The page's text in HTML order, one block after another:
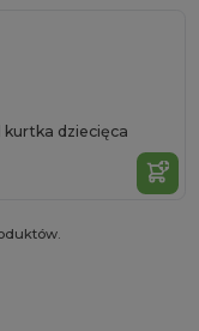
dziecięca